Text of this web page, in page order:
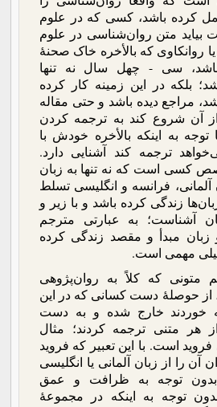
کرده باشد، کسی که در علوم
بیاید متن روان‌شناسی در علوم
روانکاوی که بالأخره خاک صحنۀ
سی - چهل سال نه تنها
بلکه در این زمینه کار کرده
مراجع دیده باشد و حتی مقاله
آن شروع کند به ترجمه کردن
به اینکه بالأخره خودش با
ترجمه کند آشنایی دارد.
کسی است که نه تنها به زبان
فرانسه و انگلیسی تسلط
زندگی کرده باشد و با زیر و
آشناست؛ به عبارتی مترجم
مبدأ و مقصد زندگی کرده
مهمی است.
متونی که کلاً به روان‌پژوهی
حوصلۀ دست کسانی که در این
خوردند خارج شده و به دست
هر متنی ترجمه کردند؛ مثال‌
است. با این تعبیر که فروید
را از زبان آلمانی یا انگلیسی
توجه به ظرافت‌ و عمق
توجه به اینکه در مجموعۀ